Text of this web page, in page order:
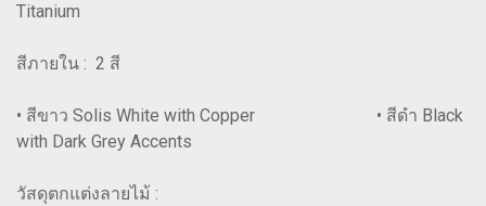
Titanium
สีภายใน : 2 สี
• สีขาว Solis White with Copper • สีดำ Black
with Dark Grey Accents
วัสดุตกแต่งลายไม้ :